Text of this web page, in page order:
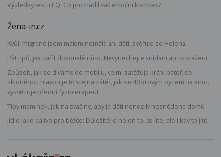
Výsledky testu EQ: Co prozradil váš emoční kompas?
Žena-in.cz
Kvůli migréně jsem málem neměla ani děti, svěřuje se Helena
Pět tipů, jak začít dokonalé ráno. Nevynechejte snídani ani protažení
Způsob, jak se díváme do mobilu, velmi zatěžuje krční páteř, se
skloněnou hlavou je to stejná zátěž, jak se 40 kilovým pytlem na krku,
vysvětluje přední fyzioterapeut
Tipy maminek, jak na svačiny, aby je děti nenosily nesnědené domů
Jídlo jako palivo pro běžce: Důležité je nejen to, co jíte, ale i kdy to jíte